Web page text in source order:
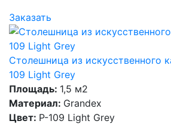
Заказать
Столешница из искусственного
109 Light Grey
Площадь: 1,5 м2
Материал: Grandex
Цвет: P-109 Light Grey